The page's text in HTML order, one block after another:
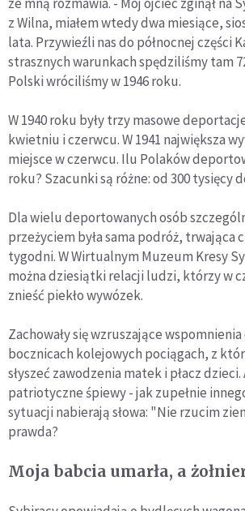
z Wilna, miałem wtedy dwa miesiące,
lata. Przywieźli nas do północnej części
strasznych warunkach spędziliśmy tam
Polski wróciliśmy w 1946 roku.
W 1940 roku były trzy masowe
kwietniu i czerwcu. W 1941 największa
miejsce w czerwcu. Ilu Polaków
roku? Szacunki są różne: od 300 tysięcy
Dla wielu deportowanych osób
przeżyciem była sama podróż, trwająca
tygodni. W Wirtualnym Muzeum Kresy
można dziesiątki relacji ludzi, którzy w
znieść piekło wywózek.
Zachowały się wzruszające
bocznicach kolejowych pociągach, z
słyszeć zawodzenia matek i płacz dzieci.
patriotyczne śpiewy - jak zupełnie
sytuacji nabierają słowa: "Nie rzucim
prawda?
Moja babcia umarła, a